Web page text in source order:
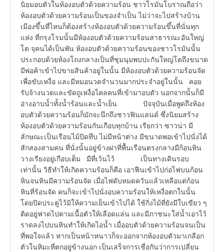
นิยมอบตัวในห้องอบตัวด้วยความร้อน ชาวโรมันโบราณถือว่า
ห้องอบตัวด้วยความร้อนเป็นของจำเป็น ไม่ว่าจะไปสร้างบ้าน
เมืองขึ้นที่ไหนก็ต้องสร้างห้องอบตัวด้วยความร้อนขึ้นที่นั่นทุก
แห่ง ที่กรุงโรมนั้นมีห้องอบตัวด้วยความร้อนสาธารณะอันใหญ่
โต จุคนได้เป็นพัน ห้องอบตัวด้วยความร้อนของชาวโรมันนั้น
ประกอบด้วยห้องโถงกลางเป็นที่ชุมนุมพบปะกันใหญ่โตถึงขนาด
มีพ่อค้าเข้าไปขายสินค้าอยู่ในนั้น มีห้องอบตัวด้วยความร้อนจัด
เพื่อขับเหงื่อ และมีหมอนวดจำนวนมากประจำอยู่ในนั้น คอย
รับจ้างนวดและขัดถูเหงื่อไคลคนที่เข้ามาอบตัว นอกจากนั้นก็มี
อ่างอาบน้ำทั้งน้ำร้อนและน้ำเย็น ปัจจุบันเมื่อพูดถึงห้อง
อบตัวด้วยความร้อนก็มักจะนึกถึงชาวฟินแลนด์ ซึ่งนิยมสร้าง
ห้องอบตัวด้วยความร้อนกันเกือบทุกบ้าน เรียกว่า ซาวน่า มี
ลักษณะเป็นเรือนไม้ปิดทึบ ไม่มีหน้าต่าง มีขนาดพอเข้าไปนั่งได้
สักสองสามคน ที่นั่งนั้นอยู่ข้างฝาที่พื้นเรือนตรงกลางมีก้อนหิน
วางเรียงอยู่เกือบเต็ม มีที่เว้นไว้ เป็นทางเดินรอบ
เท่านั้น วิธีทำให้เกิดความร้อนก็คือ เอาฟืนเข้าไปก่อไฟบนก้อน
หินจนหินมีความร้อนจัด เมื่อไฟดับหมดควันแล้วเหลือแต่ก้อน
หินที่ร้อนจัด คนก็จะเข้าไปนั่งอบความร้อนให้เหงื่อตกในนั้น
โดยปิดประตูไว้มิให้ความเย็นเข้าไปได้ ใช้กิ่งไม้ที่ยังมีใบเขียว ๆ
ติดอยู่ฟาดไปตามเนื้อตัวให้เลือดแล่น และมีภาชนะใส่น้ำเอาไว้
ราดลงไปบนหินทำให้เกิดไอน้ำ เมื่ออบตัวด้วยความร้อนจนเป็น
ที่พอใจแล้ว หากเป็นหน้าหนาวก็จะออกจากห้องอบตัวมาเกลือก
ตัวในหิมะที่ตกอยู่ข้างนอก เป็นเสร็จการเชื่อกันว่าการเปลี่ยน